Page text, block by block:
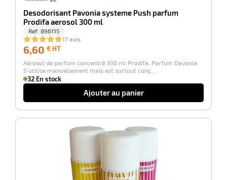
Desodorisant Pavonia systeme Push parfum
Prodifa aerosol 300 ml
Ref: 896115
17 avis
6,60 € HT
HT
Aérosol de parfum concentré 300 ml Prodifa. Parfum Davania.
S’utilise manuellement mais est surtout conç…
32 En stock
Ajouter au panier